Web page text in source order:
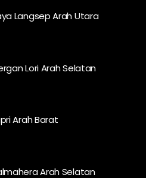
Langsep Arah Utara
Lori Arah Selatan
Arah Barat
Arah Selatan